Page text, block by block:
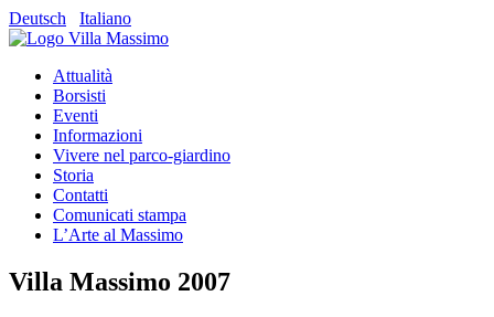
Deutsch Italiano
Attualità
Borsisti
Eventi
Informazioni
Vivere nel parco-giardino
Storia
Contatti
Comunicati stampa
L’Arte al Massimo
Villa Massimo 2007